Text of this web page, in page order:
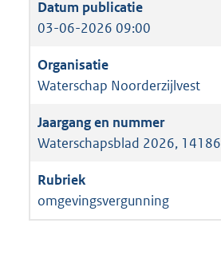
03-06-2026 09:00
Waterschap Noorderzijlvest
Waterschapsblad 2026, 14186
omgevingsvergunning